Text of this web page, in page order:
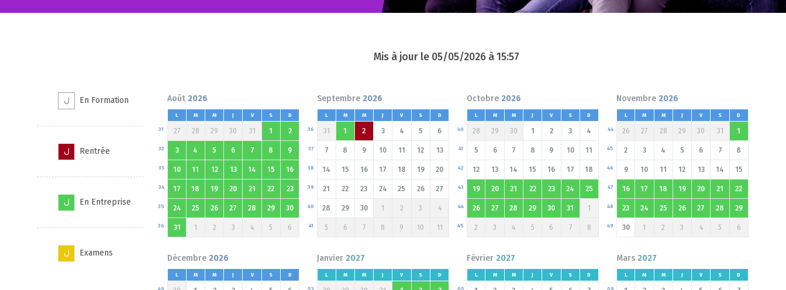
Mis à jour le 05/05/2026 à 15:57
En Formation
Rentrée
En Entreprise
Examens
Août 2026
L M M J V S D
27
31 28 29 30 31 1 2
3
32 4 5 6 7 8 9
10
33 11 12 13 14 15 16
17
34 18 19 20 21 22 23
24
35 25 26 27 28 29 30
31
36 1 2 3 4 5 6
Septembre 2026
L M M J V S D
31
36 1 2 3 4 5 6
7
37 8 9 10 11 12 13
14
38 15 16 17 18 19 20
21
39 22 23 24 25 26 27
28
40 29 30 1 2 3 4
5
41 6 7 8 9 10 11
Octobre 2026
L M M J V S D
28
40 29 30 1 2 3 4
5
41 6 7 8 9 10 11
12
42 13 14 15 16 17 18
19
43 20 21 22 23 24 25
26
44 27 28 29 30 31 1
2
45 3 4 5 6 7 8
Novembre 2026
L M M J V S D
26
44 27 28 29 30 31 1
2
45 3 4 5 6 7 8
9
46 10 11 12 13 14 15
16
47 17 18 19 20 21 22
23
48 24 25 26 27 28 29
30
49 1 2 3 4 5 6
Décembre 2026
L M M J V S D
Janvier 2027
L M M J V S D
Février 2027
L M M J V S D
Mars 2027
L M M J V S D